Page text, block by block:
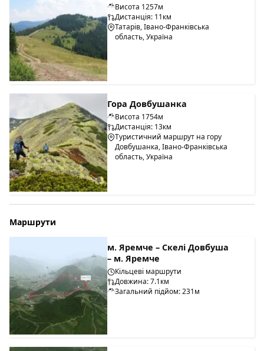
Висота 1257м
Дистанція: 11км
Татарів, Івано-Франківська
область, Україна
Гора Довбушанка
Висота 1754м
Дистанція: 13км
Туристичний маршрут на гору
Довбушанка, Івано-Франківська
область, Україна
Маршрути
м. Яремче – Скелі Довбуша
– м. Яремче
Кільцеві маршрути
Довжина: 7.1км
Загальний підйом: 231м